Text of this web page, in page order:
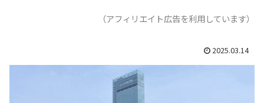
（アフィリエイト広告を利用しています）
2025.03.14